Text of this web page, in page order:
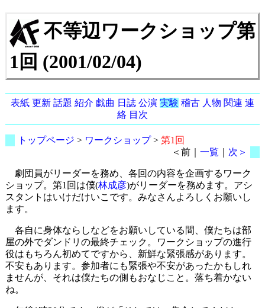
不等辺ワークショップ第
1回 (2001/02/04)
表紙 更新 話題 紹介 戯曲 日誌 公演 実験 稽古 人物 関連 連
絡 目次
トップページ > ワークショップ> 第1回
＜前｜一覧 次＞
劇団員がリーダーを務め、各回の内容を企画するワーク
ショップ。第1回は僕(林成彦)がリーダーを務めます。アシ
スタントはいけだけいこです。みなさんよろしくお願いし
ます。
各自に身体ならしなどをお願いしている間、僕たちは部
屋の外でダンドリの最終チェック。ワークショップの進行
役はもちろん初めてですから、新鮮な緊張感があります。
不安もあります。参加者にも緊張や不安があったかもしれ
ませんが、それは僕たちの側もおなじこと。落ち着かない
ね。